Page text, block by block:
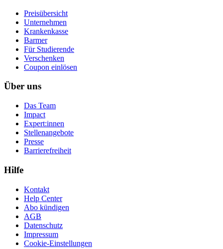
Preisübersicht
Unternehmen
Krankenkasse
Barmer
Für Studierende
Ver­schen­ken
Coupon einlösen
Über uns
Das Team
Impact
Expert:innen
Stellenangebote
Presse
Barrierefreiheit
Hilfe
Kontakt
Help Center
Abo kündigen
AGB
Datenschutz
Impressum
Cookie-Einstellungen